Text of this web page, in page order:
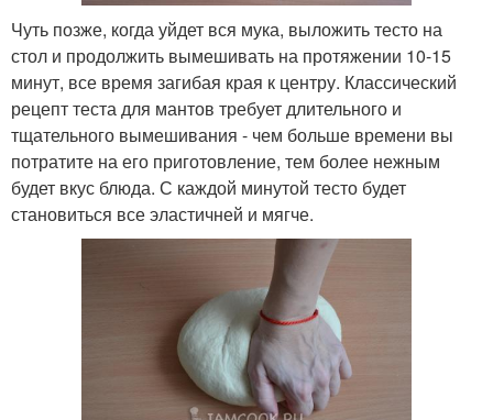
Чуть позже, когда уйдет вся мука, выложить тесто на
стол и продолжить вымешивать на протяжении 10-15
минут, все время загибая края к центру. Классический
рецепт теста для мантов требует длительного и
тщательного вымешивания - чем больше времени вы
потратите на его приготовление, тем более нежным
будет вкус блюда. С каждой минутой тесто будет
становиться все эластичней и мягче.